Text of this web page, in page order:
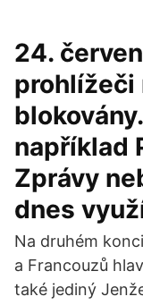
24.
prohlížeči
například
Zprávy
dnes
Na druhém
a Francouzů
také jediný